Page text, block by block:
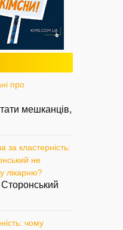
про
мешканців,
за кластерність:
не
лікарню?
чому